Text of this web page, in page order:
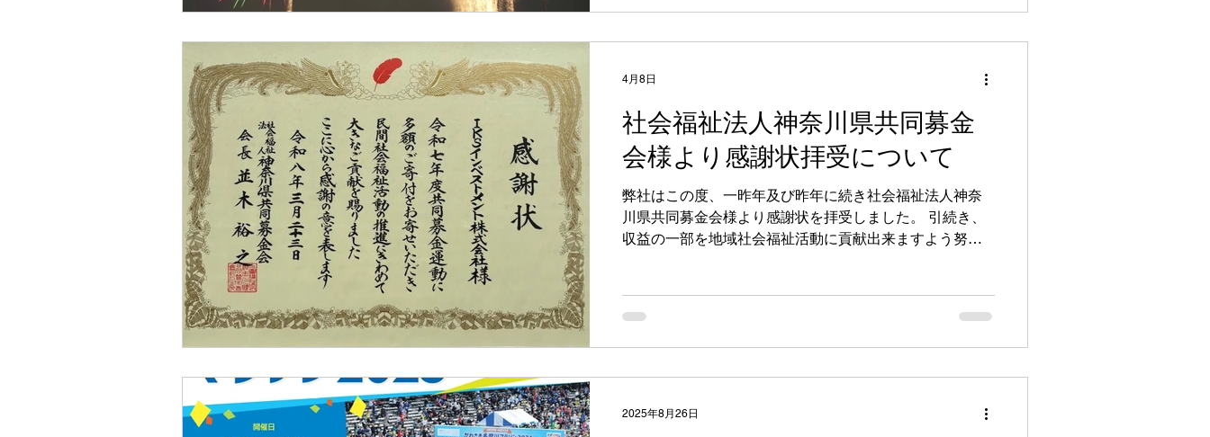
をしていますのでご覧ください。 花火大会情報 | 一般社
社会福祉法人神奈川県共同募金
会様より感謝状拝受について
弊社はこの度、一昨年及び昨年に続き社会福祉法人神奈
川県共同募金会様より感謝状を拝受しました。 引続き、
収益の一部を地域社会福祉活動に貢献出来ますよう努め
4月8日
2025年8月26日